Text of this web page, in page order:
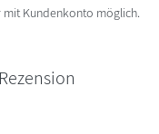
Kundenkonto möglich.